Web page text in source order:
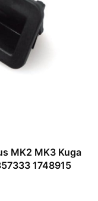
1748915